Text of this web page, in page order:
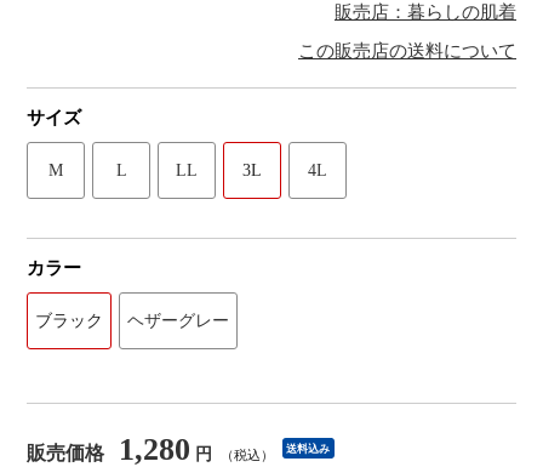
販売店：暮らしの肌着
この販売店の送料について
サイズ
M L LL 3L 4L
カラー
ブラック ヘザーグレー
販売価格 1,280 円 （税込） 送料込み